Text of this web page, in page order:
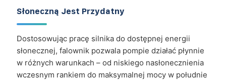
Słoneczną Jest Przydatny
Dostosowując pracę silnika do dostępnej energii
słonecznej, falownik pozwala pompie działać płynnie
w różnych warunkach – od niskiego nasłonecznienia
wczesnym rankiem do maksymalnej mocy w południe